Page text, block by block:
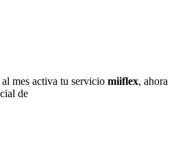
mes activa tu servicio miiflex, ahora
de